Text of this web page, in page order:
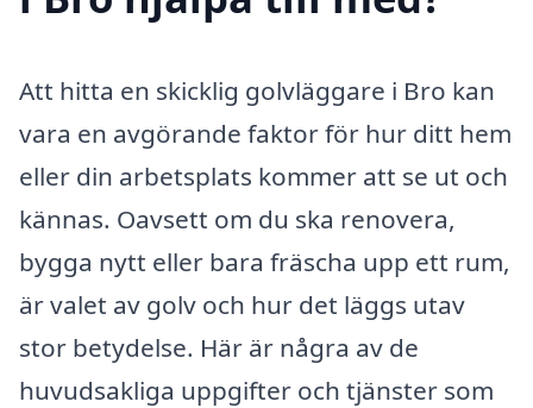
Att hitta en skicklig golvläggare i Bro kan
vara en avgörande faktor för hur ditt hem
eller din arbetsplats kommer att se ut och
kännas. Oavsett om du ska renovera,
bygga nytt eller bara fräscha upp ett rum,
är valet av golv och hur det läggs utav
stor betydelse. Här är några av de
huvudsakliga uppgifter och tjänster som